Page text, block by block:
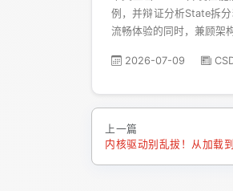
例，并辩证分析State拆
流畅体验的同时，兼顾架
2026-07-09
上一篇
内核驱动别乱拔！从加载